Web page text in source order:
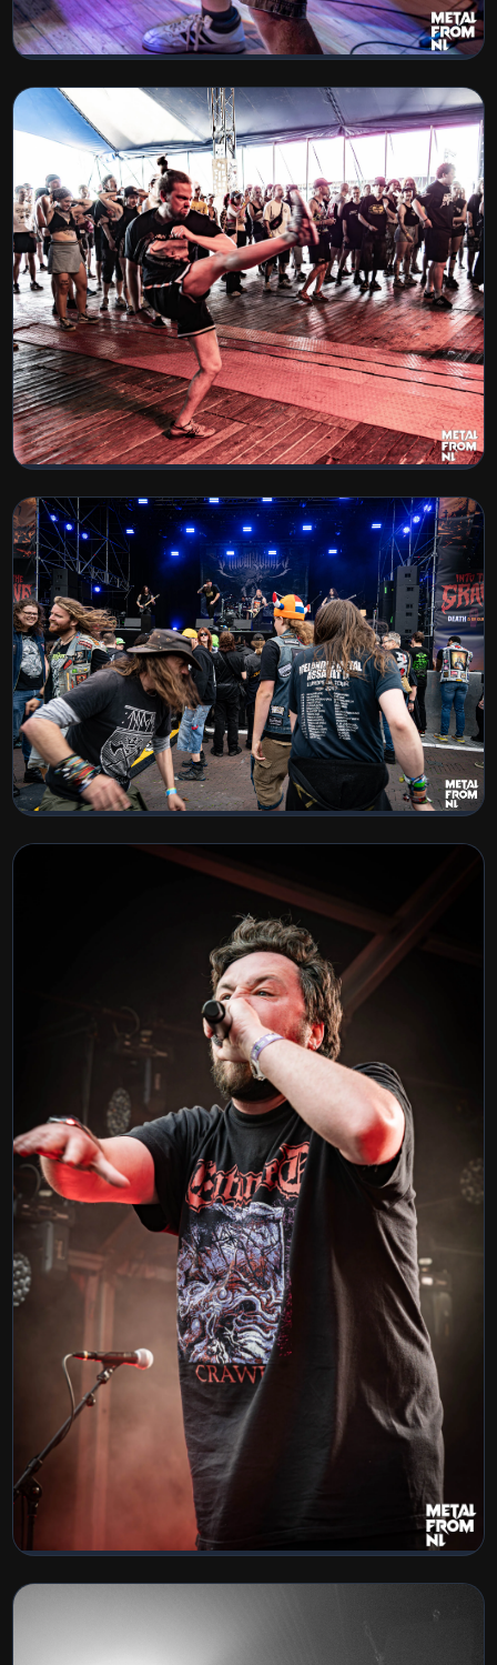
Hardcore Vrijdag - Bot Mes - Trickstate
- BoneRipper
BEKIJK COLLECTIE
Jera on Air 2026
BEKIJK COLLECTIE
IntoTheGrave - Crowd pics